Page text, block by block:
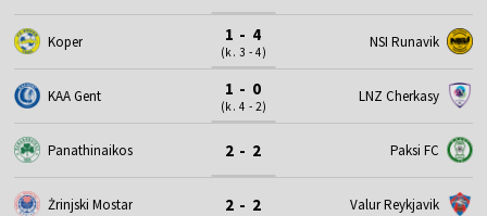
Koper 1 - 4
(k. 3 - 4)
NSI Runavik
KAA Gent 1 - 0
(k. 4 - 2)
LNZ Cherkasy
Panathinaikos 2 - 2 Paksi FC
Żrinjski Mostar 2 - 2 Valur Reykjavik